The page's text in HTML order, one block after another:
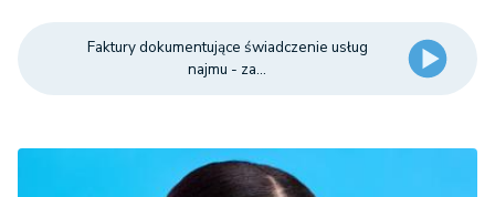
Faktury dokumentujące świadczenie usług
najmu - za...